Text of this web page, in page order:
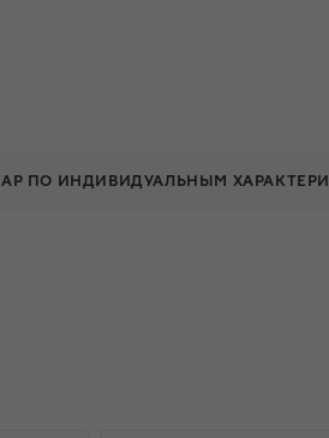
ПО ИНДИВИДУАЛЬНЫМ